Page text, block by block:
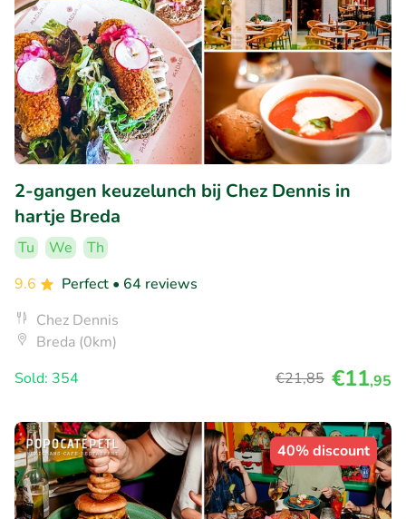
2-gangen keuzelunch bij Chez Dennis in
hartje Breda
Tu We
Th
9.6
Perfect • 64 reviews
Chez Dennis
Breda (0km)
Sold: 354
€21,85 €11,95
40% discount